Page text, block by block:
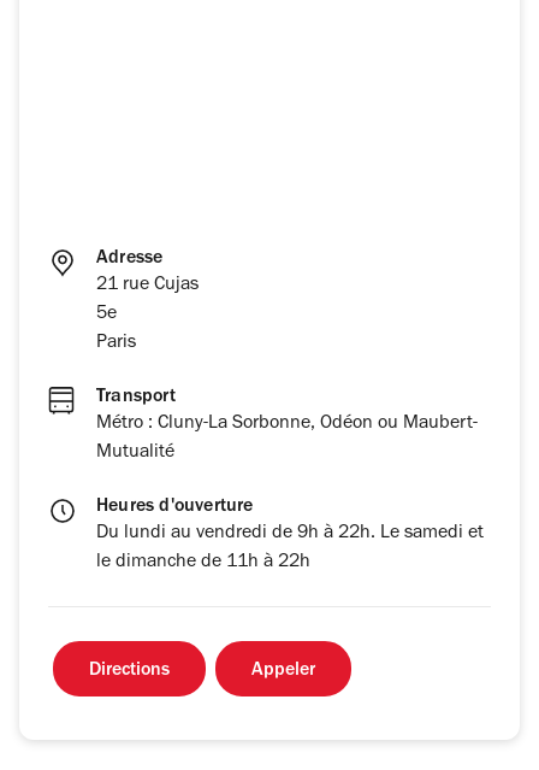
Adresse
21 rue Cujas
5e
Paris
Transport
Métro : Cluny-La Sorbonne, Odéon ou Maubert-
Mutualité
Heures d'ouverture
Du lundi au vendredi de 9h à 22h. Le samedi et
le dimanche de 11h à 22h
Directions Appeler